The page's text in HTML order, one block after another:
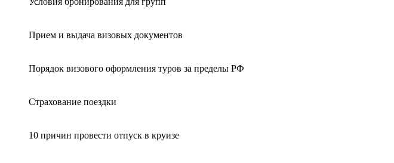
Прием и выдача визовых документов
Порядок визового оформления туров за пределы РФ
Страхование поездки
10 причин провести отпуск в круизе